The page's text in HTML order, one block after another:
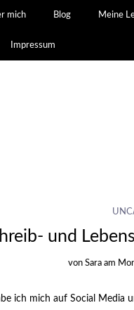
mich Blog Meine
Impressum
und
vonSara am
ich mich auf Social Media